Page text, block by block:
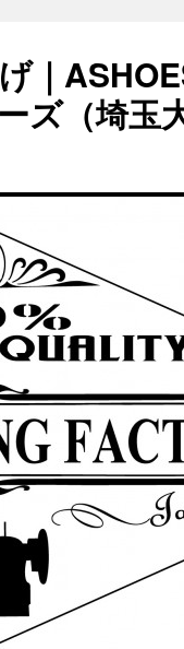
｜
ズ（埼玉